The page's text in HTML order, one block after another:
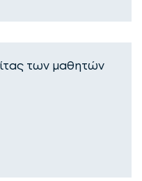
των μαθητών